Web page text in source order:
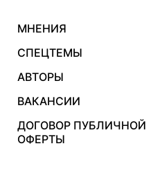
МНЕНИЯ
СПЕЦТЕМЫ
АВТОРЫ
ВАКАНСИИ
ДОГОВОР ПУБЛИЧНОЙ
ОФЕРТЫ